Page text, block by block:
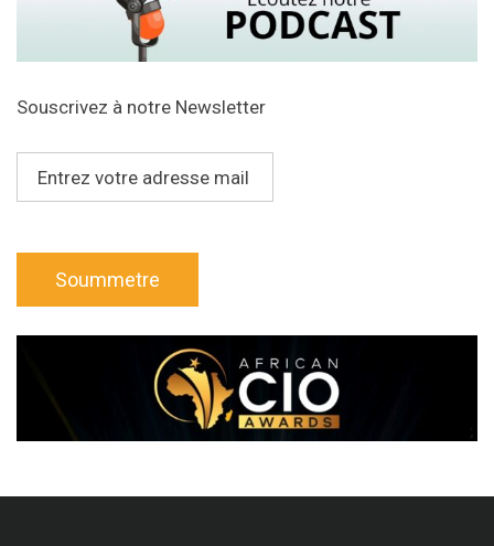
Souscrivez à notre Newsletter